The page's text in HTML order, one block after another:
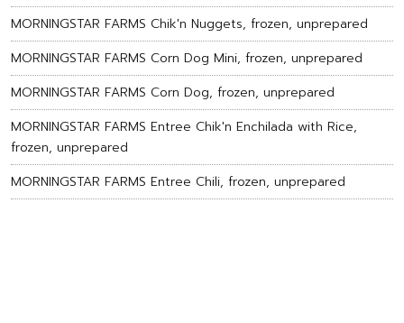
MORNINGSTAR FARMS Chik'n Nuggets, frozen, unprepared
MORNINGSTAR FARMS Corn Dog Mini, frozen, unprepared
MORNINGSTAR FARMS Corn Dog, frozen, unprepared
MORNINGSTAR FARMS Entree Chik'n Enchilada with Rice,
frozen, unprepared
MORNINGSTAR FARMS Entree Chili, frozen, unprepared